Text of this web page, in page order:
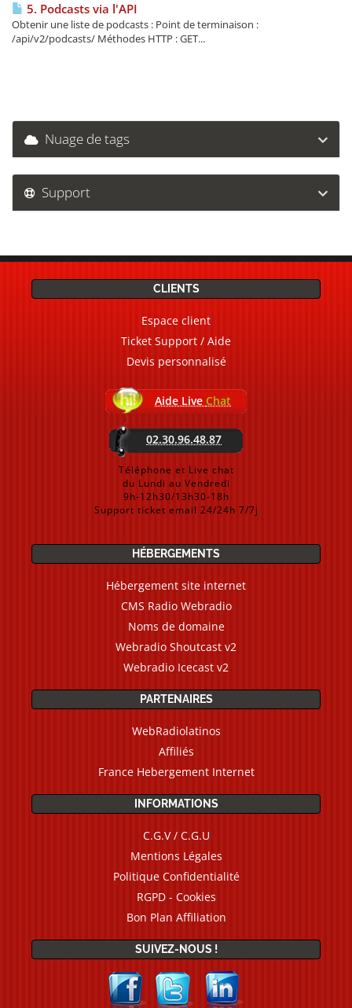
5. Podcasts via l'API
Obtenir une liste de podcasts : Point de terminaison :
/api/v2/podcasts/ Méthodes HTTP : GET...
Nuage de tags
Support
CLIENTS
Espace client
Ticket Support / Aide
Devis personnalisé
Aide Live Chat
02.30.96.48.87
Téléphone et Live chat
du Lundi au Vendredi
9h-12h30/13h30-18h
Support ticket email 24/24h 7/7j
HÉBERGEMENTS
Hébergement site internet
CMS Radio Webradio
Noms de domaine
Webradio Shoutcast v2
Webradio Icecast v2
PARTENAIRES
WebRadiolatinos
Affiliés
France Hebergement Internet
INFORMATIONS
C.G.V / C.G.U
Mentions Légales
Politique Confidentialité
RGPD - Cookies
Bon Plan Affiliation
SUIVEZ-NOUS !